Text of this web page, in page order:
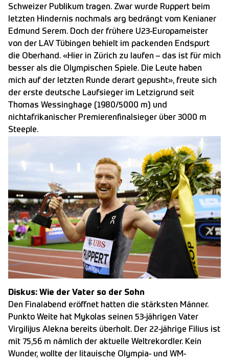
Schweizer Publikum tragen. Zwar wurde Ruppert beim
letzten Hindernis nochmals arg bedrängt vom Kenianer
Edmund Serem. Doch der frühere U23-Europameister
von der LAV Tübingen behielt im packenden Endspurt
die Oberhand. «Hier in Zürich zu laufen – das ist für mich
besser als die Olympischen Spiele. Die Leute haben
mich auf der letzten Runde derart gepusht», freute sich
der erste deutsche Laufsieger im Letzigrund seit
Thomas Wessinghage (1980/5000 m) und
nichtafrikanischer Premierenfinalsieger über 3000 m
Steeple.
Diskus: Wie der Vater so der Sohn
Den Finalabend eröffnet hatten die stärksten Männer.
Punkto Weite hat Mykolas seinen 53-jährigen Vater
Virgilijus Alekna bereits überholt. Der 22-jährige Filius ist
mit 75,56 m nämlich der aktuelle Weltrekordler. Kein
Wunder, wollte der litauische Olympia- und WM-